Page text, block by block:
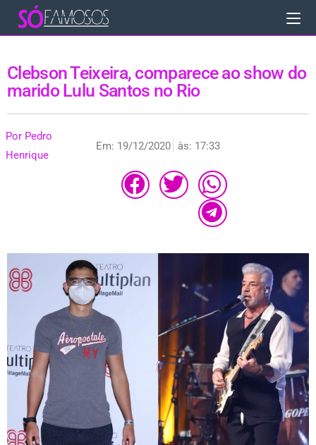
Clebson Teixeira, comparece ao show do
marido Lulu Santos no Rio
Por Pedro
Henrique
Em: 19/12/2020 às: 17:33